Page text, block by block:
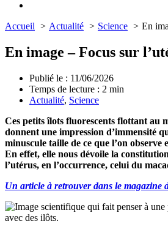
Accueil Actualité Science En
En image – Focus sur
Publié le : 11/06/2026
Temps de lecture : 2 min
Actualité, Science
Ces petits îlots fluorescents flottant au
donnent une impression d’immensité
minuscule taille de ce que l’on observe
En effet, elle nous dévoile la
l’utérus, en l’occurrence, celui du
Un article à retrouver dans le magazine